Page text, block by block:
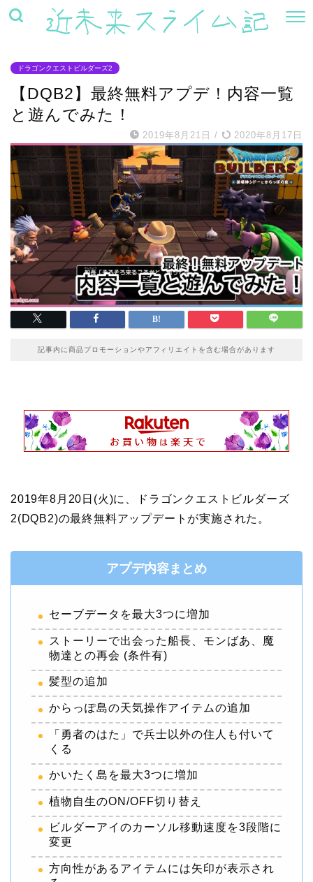
ドラゴンクエストビルダーズ2
【DQB2】最終無料アプデ！内容一覧
と遊んでみた！
2019年8月21日 / 2020年8月17日
記事内に商品プロモーションやアフィリエイトを含む場合があります
2019年8月20日(火)に、ドラゴンクエストビルダーズ
2(DQB2)の最終無料アップデートが実施された。
アプデ内容まとめ
セーブデータを最大3つに増加
ストーリーで出会った船長、モンばあ、魔
物達との再会 (条件有)
髪型の追加
からっぽ島の天気操作アイテムの追加
「勇者のはた」で兵士以外の住人も付いて
くる
かいたく島を最大3つに増加
植物自生のON/OFF切り替え
ビルダーアイのカーソル移動速度を3段階に
変更
方向性があるアイテムには矢印が表示され